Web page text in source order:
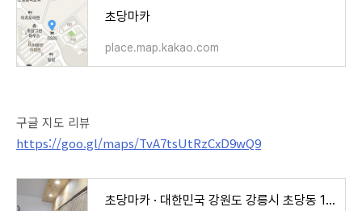
초당마카
place.map.kakao.com
구글 지도 리뷰
https://goo.gl/maps/TvA7tsUtRzCxD9wQ9
초당마카 · 대한민국 강원도 강릉시 초당동 117-2 KR